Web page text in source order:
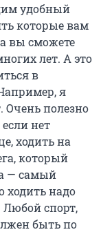
удобный
которые вам
вы сможете
лет. А это
в
я
Очень полезно
нет
ходить на
который
— самый
ходить надо
Любой спорт,
быть по